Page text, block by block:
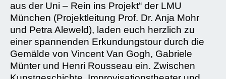
aus der Uni – Rein ins Projekt“ der LMU
München (Projektleitung Prof. Dr. Anja Mohr
und Petra Aleweld), laden euch herzlich zu
einer spannenden Erkundungstour durch die
Gemälde von Vincent Van Gogh, Gabriele
Münter und Henri Rousseau ein. Zwischen